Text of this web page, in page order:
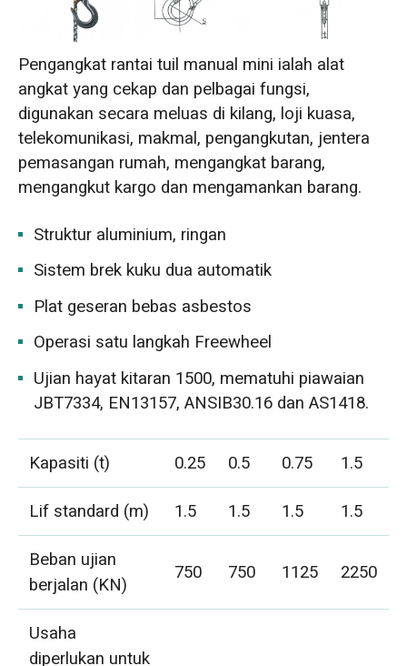
Pengangkat rantai tuil manual mini ialah alat
angkat yang cekap dan pelbagai fungsi,
digunakan secara meluas di kilang, loji kuasa,
telekomunikasi, makmal, pengangkutan, jentera
pemasangan rumah, mengangkat barang,
mengangkut kargo dan mengamankan barang.
Struktur aluminium, ringan
Sistem brek kuku dua automatik
Plat geseran bebas asbestos
Operasi satu langkah Freewheel
Ujian hayat kitaran 1500, mematuhi piawaian
JBT7334, EN13157, ANSIB30.16 dan AS1418.
Kapasiti (t) 0.25 0.5 0.75
1.5
Lif standard (m)
1.5 1.5 1.5
1.5
Beban ujian
berjalan (KN)
750 750 1125 2250
Usaha
diperlukan untuk